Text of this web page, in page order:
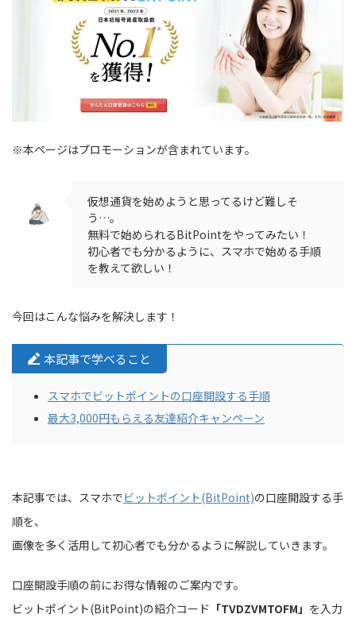
※本ページはプロモーションが含まれています。
仮想通貨を始めようと思ってるけど難しそ
う…。
無料で始められるBitPointをやってみたい！
初心者でも分かるように、スマホで始める手順
を教えて欲しい！
今回はこんな悩みを解決します！
本記事で学べること
スマホでビットポイントの口座開設する手順
最大3,000円もらえる友達紹介キャンペーン
本記事では、スマホでビットポイント(BitPoint)の口座開設する手
順を、
画像を多く活用して初心者でも分かるように解説していきます。
口座開設手順の前にお得な情報のご案内です。
ビットポイント(BitPoint)の紹介コード 「TVDZVMTOFM 」 を入力